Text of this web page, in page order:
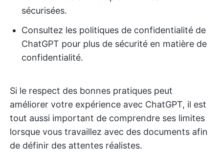
sécurisées.
Consultez les politiques de confidentialité de
ChatGPT pour plus de sécurité en matière de
confidentialité.
Si le respect des bonnes pratiques peut
améliorer votre expérience avec ChatGPT, il est
tout aussi important de comprendre ses limites
lorsque vous travaillez avec des documents afin
de définir des attentes réalistes.